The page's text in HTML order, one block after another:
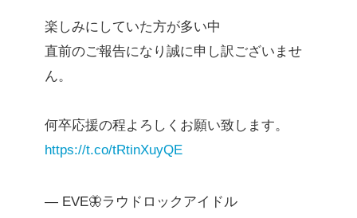
楽しみにしていた方が多い中
直前のご報告になり誠に申し訳ございませ
ん。
何卒応援の程よろしくお願い致します。
https://t.co/tRtinXuyQE
— EVE🦋ラウドロックアイドル